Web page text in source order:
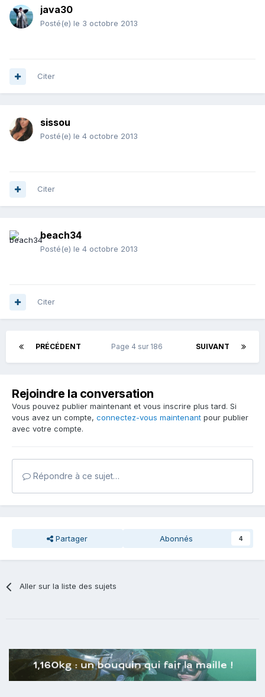
java30
Posté(e) le 3 octobre 2013
Citer
sissou
Posté(e) le 4 octobre 2013
Citer
beach34
Posté(e) le 4 octobre 2013
Citer
PRÉCÉDENT SUIVANT
Page 4 sur 186
Rejoindre la conversation
Vous pouvez publier maintenant et vous inscrire plus tard. Si
vous avez un compte, connectez-vous maintenant pour publier
avec votre compte.
Répondre à ce sujet…
Partager Abonnés 4
Aller sur la liste des sujets